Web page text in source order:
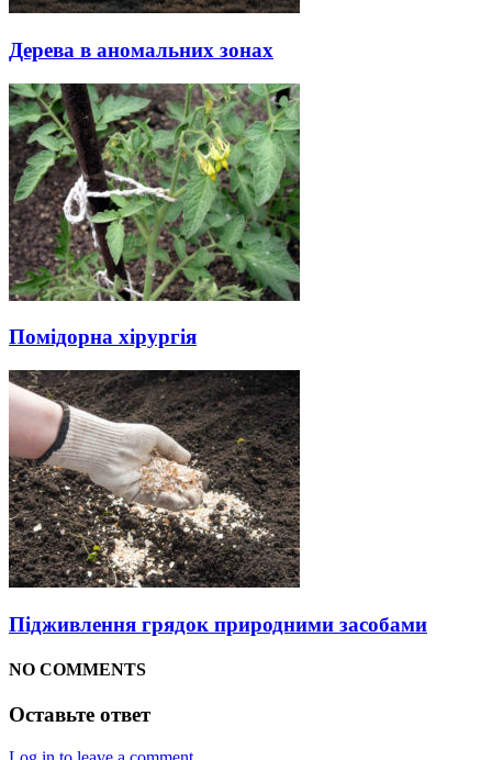
Дерева в аномальних зонах
Помідорна хірургія
Підживлення грядок природними засобами
NO COMMENTS
Оставьте ответ